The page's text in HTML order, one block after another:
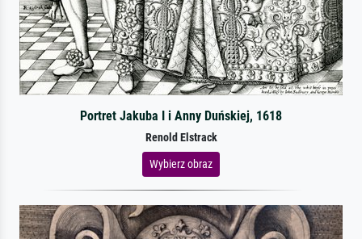
Portret Jakuba I i Anny Duńskiej, 1618
Renold Elstrack
Wybierz obraz